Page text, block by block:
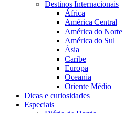
Destinos Internacionais
África
América Central
América do Norte
América do Sul
Ásia
Caribe
Europa
Oceania
Oriente Médio
Dicas e curiosidades
Especiais